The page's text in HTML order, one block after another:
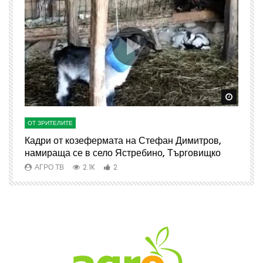
Watch Later Watch
ОТ ЗРИТЕЛИТЕ
Кадри от козефермата на Стефан Димитров,
намираща се в село Ястребино, Търговищко
АГРО ТВ 2.1K 2